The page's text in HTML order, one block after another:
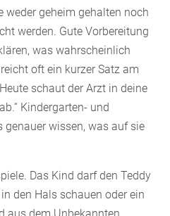
weder geheim gehalten noch
werden. Gute Vorbereitung
was wahrscheinlich
oft ein kurzer Satz am
schaut der Arzt in deine
Kindergarten- und
genauer wissen, was auf sie
Das Kind darf den Teddy
den Hals schauen oder ein